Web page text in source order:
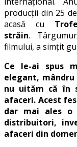
producții din 25
acasă cu
străin.
filmului, a simțit
Ce le-ai spus
elegant,
nu uităm că în
afaceri. Acest
dar mai ales o
distribuitori,
afaceri din